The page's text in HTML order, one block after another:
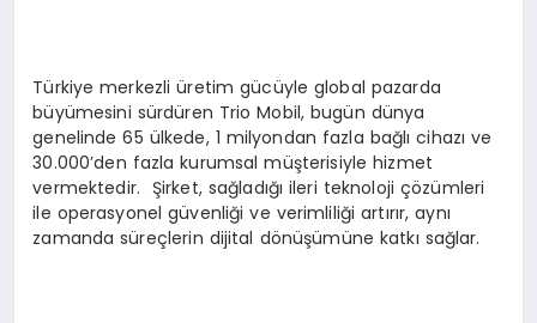
Türkiye merkezli üretim gücüyle global pazarda
büyümesini sürdüren Trio Mobil, bugün dünya
genelinde 65 ülkede, 1 milyondan fazla bağlı cihazı ve
30.000’den fazla kurumsal müşterisiyle hizmet
vermektedir. Şirket, sağladığı ileri teknoloji çözümleri
ile operasyonel güvenliği ve verimliliği artırır, aynı
zamanda süreçlerin dijital dönüşümüne katkı sağlar.